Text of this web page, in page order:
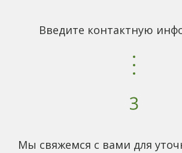
Введите контактную
Мы свяжемся с вами для